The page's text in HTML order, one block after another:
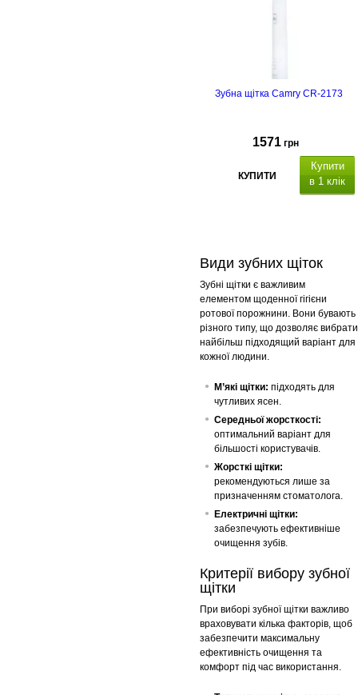
Зубна щітка Camry CR-2173
1571 грн
КУПИТИ
Купити
в 1 клік
Види зубних щіток
Зубні щітки є важливим
елементом щоденної гігієни
ротової порожнини. Вони бувають
різного типу, що дозволяє вибрати
найбільш підходящий варіант для
кожної людини.
М’які щітки: підходять для
чутливих ясен.
Середньої жорсткості:
оптимальний варіант для
більшості користувачів.
Жорсткі щітки:
рекомендуються лише за
призначенням стоматолога.
Електричні щітки:
забезпечують ефективніше
очищення зубів.
Критерії вибору зубної
щітки
При виборі зубної щітки важливо
враховувати кілька факторів, щоб
забезпечити максимальну
ефективність очищення та
комфорт під час використання.